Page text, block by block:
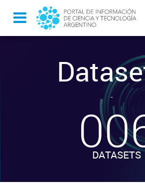
-
DATASETS